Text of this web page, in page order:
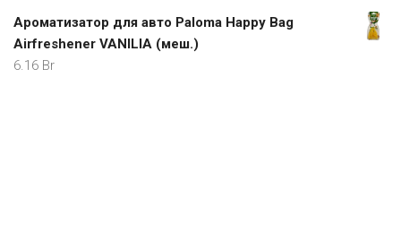
Ароматизатор для авто Paloma Happy Bag
Airfreshener VANILIA (меш.)
6.16 Br